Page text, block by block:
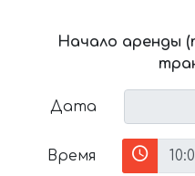
Начало аренды
Дата
Время